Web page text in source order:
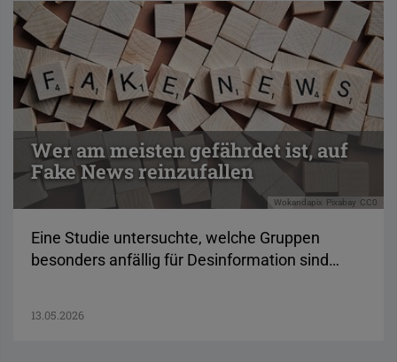
Wokandapix Pixabay CC0
Wer am meisten gefährdet ist, auf
Fake News reinzufallen
Eine Studie untersuchte, welche Gruppen
besonders anfällig für Desinformation sind…
13.05.2026